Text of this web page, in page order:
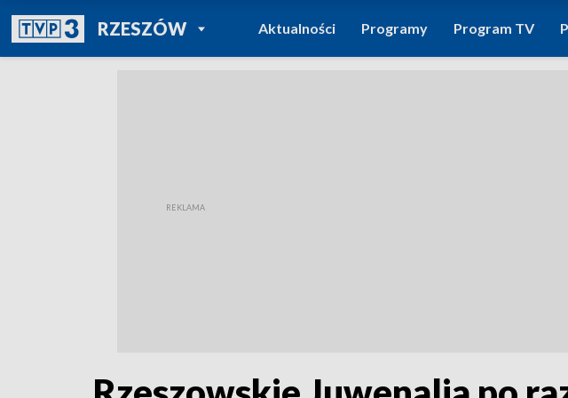
RZESZÓWPOWRÓT DO
TVP REGIONY
Aktualności Programy Program TV